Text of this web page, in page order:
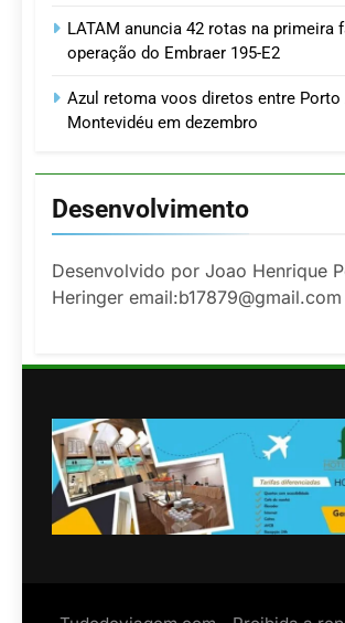
LATAM anuncia 42 rotas na primeira
operação do Embraer 195-E2
Azul retoma voos diretos entre Porto
Montevidéu em dezembro
Desenvolvimento
Desenvolvido por Joao Henrique
Heringer email:b17879@gmail.com